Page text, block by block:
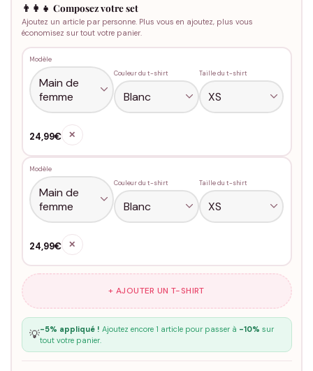
👨‍👩‍👧 Composez votre set
Ajoutez un article par personne. Plus vous en ajoutez, plus vous
économisez sur tout votre panier.
Modèle
Couleur du t-shirt
Taille du t-shirt
24,99€ ✕
Modèle
Couleur du t-shirt
Taille du t-shirt
24,99€ ✕
+ AJOUTER UN T-SHIRT
💡-5% appliqué ! Ajoutez encore 1 article pour passer à -10% sur
tout votre panier.